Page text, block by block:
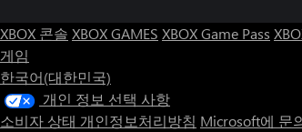
XBOX 콘솔 XBOX GAMES XBOX Game Pass
게임
한국어(대한민국)
개인 정보 선택 사항
소비자 상태 개인정보처리방침 Microsoft에 문